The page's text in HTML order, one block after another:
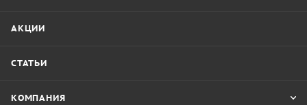
АКЦИИ
СТАТЬИ
КОМПАНИЯ